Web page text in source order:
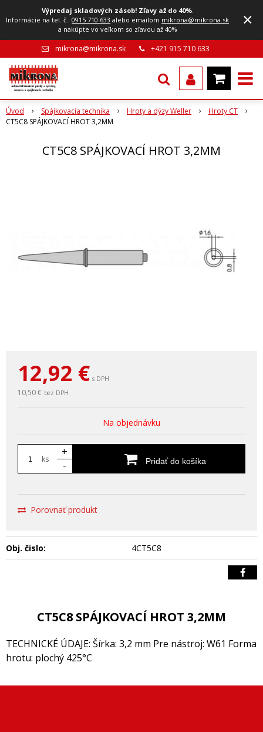
Výpredaj skladových zásob! Zľavy až do 40%.
Informácie na tel. č.:0915 710 633 alebo emailom mikrona@mikrona.sk
a nakúpte vo veľkom so zľavou až 40%
×
mikrona@mikrona.sk +421 915 710 633
Úvod Spájkovacia technika Hroty a dýzy Weller
Hroty CT
CT5C8 SPÁJKOVACÍ HROT 3,2MM
CT5C8 SPÁJKOVACÍ HROT 3,2MM
12,92 € s DPH
10,50 € bez DPH
Na objednávku
ks
+
-
Pridať do košíka
Porovnať produkt
Obj. čislo: 4CT5C8
CT5C8 SPÁJKOVACÍ HROT 3,2MM
TECHNICKÉ ÚDAJE: Šírka: 3,2 mm Pre nástroj: W61 Forma
hrotu: plochý 425°C